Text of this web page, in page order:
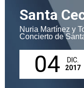
Santa
Nuria Martínez y
Concierto de
04
DIC.
2017